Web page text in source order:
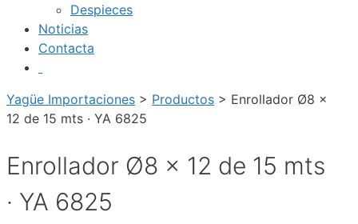
Despieces
Noticias
Contacta
Yagüe Importaciones > Productos > Enrollador Ø8 x
12 de 15 mts · YA 6825
Enrollador Ø8 x 12 de 15 mts
· YA 6825